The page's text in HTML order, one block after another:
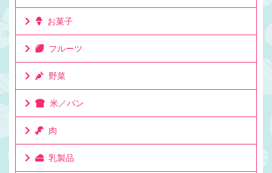
お菓子
フルーツ
野菜
米／パン
肉
乳製品